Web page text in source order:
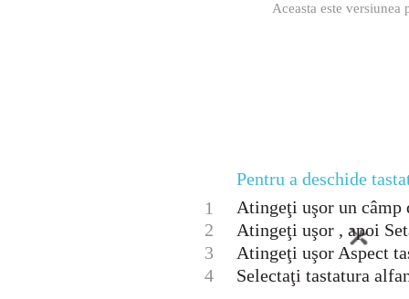
Aceasta este
Pentru a deschide
1
Atingeţi uşor un
2
Atingeţi uşor , apoi
3
Atingeţi uşor Aspect
4
Selectaţi tastatura